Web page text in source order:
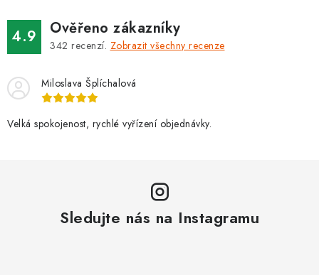
4.9 Ověřeno zákazníky
342 recenzí. Zobrazit všechny recenze
Miloslava Šplíchalová
Velká spokojenost, rychlé vyřízení objednávky.
Sledujte nás na Instagramu